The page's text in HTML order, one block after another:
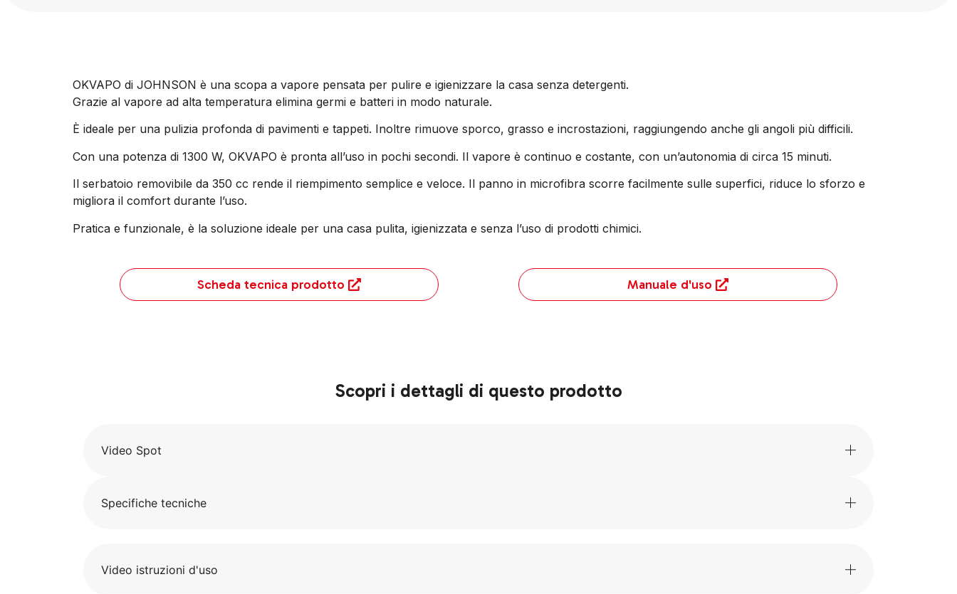
OKVAPO di JOHNSON è una scopa a vapore pensata per pulire e igienizzare la casa senza detergenti.
Grazie al vapore ad alta temperatura elimina germi e batteri in modo naturale.
È ideale per una pulizia profonda di pavimenti e tappeti. Inoltre rimuove sporco, grasso e incrostazioni, raggiungendo anche gli angoli più difficili.
Con una potenza di 1300 W, OKVAPO è pronta all’uso in pochi secondi. Il vapore è continuo e costante, con un’autonomia di circa 15 minuti.
Il serbatoio removibile da 350 cc rende il riempimento semplice e veloce. Il panno in microfibra scorre facilmente sulle superfici, riduce lo sforzo e
migliora il comfort durante l’uso.
Pratica e funzionale, è la soluzione ideale per una casa pulita, igienizzata e senza l’uso di prodotti chimici.
Scheda tecnica prodotto Manuale d'uso
Scopri i dettagli di questo prodotto
Video Spot
Specifiche tecniche
Video istruzioni d'uso